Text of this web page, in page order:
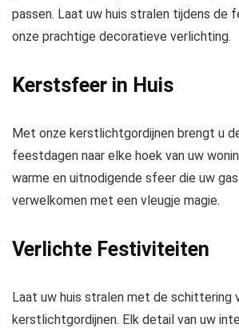
passen. Laat uw huis stralen tijdens de
onze prachtige decoratieve verlichting.
Kerstsfeer in Huis
Met onze kerstlichtgordijnen brengt u
feestdagen naar elke hoek van uw
warme en uitnodigende sfeer die uw
verwelkomen met een vleugje magie.
Verlichte Festiviteiten
Laat uw huis stralen met de schittering
kerstlichtgordijnen. Elk detail van uw